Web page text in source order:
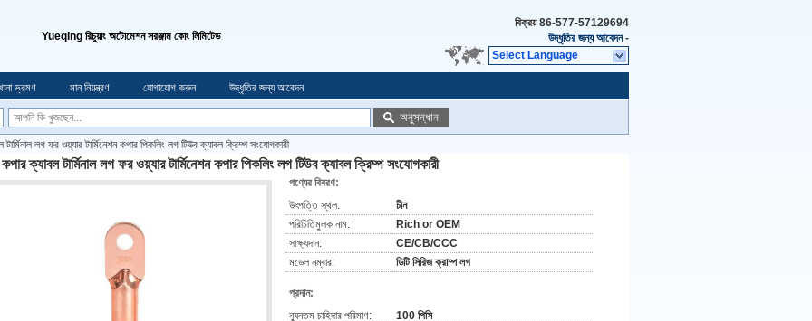
Yueqing রিচুয়াং অটোমেশন সরঞ্জাম কোং লিমিটেড
বিক্রয়86-577-57129694
উদ্ধৃতির জন্য আবেদন -
Select Language
ভ্রমণ মান নিয়ন্ত্রণ যোগাযোগ করুন উদ্ধৃতির জন্য আবেদন
অনুসন্ধান
লগ ফর ওয়্যার টার্মিনেশন কপার পিকলিং লগ টিউব ক্যাবল ক্রিম্প সংযোগকারী
ক্যাবল টার্মিনাল লগ ফর ওয়্যার টার্মিনেশন কপার পিকলিং লগ টিউব ক্যাবল ক্রিম্প সংযোগকারী
পণ্যের বিবরণ:
উৎপত্তি স্থল:
চীন
পরিচিতিমুলক নাম:
Rich or OEM
সাক্ষ্যদান:
CE/CB/CCC
মডেল নম্বার:
ডিটি সিরিজ ক্রাম্প লগ
প্রদান:
ন্যূনতম চাহিদার পরিমাণ:
100 পিসি